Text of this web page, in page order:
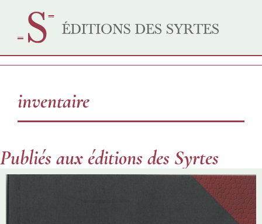
inventaire
Publiés aux éditions des Syrtes